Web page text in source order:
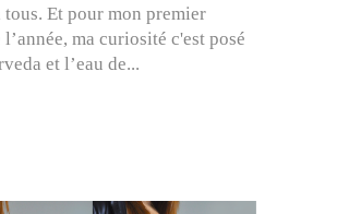
tous. Et pour mon premier
ma curiosité c'est posé
et l’eau de